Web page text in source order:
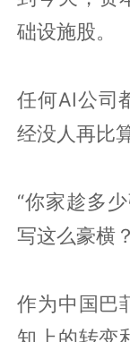
础设施股。
任何AI公司
经没人再比
“你家趁多
写这么豪横
作为中国巴
知上的转变